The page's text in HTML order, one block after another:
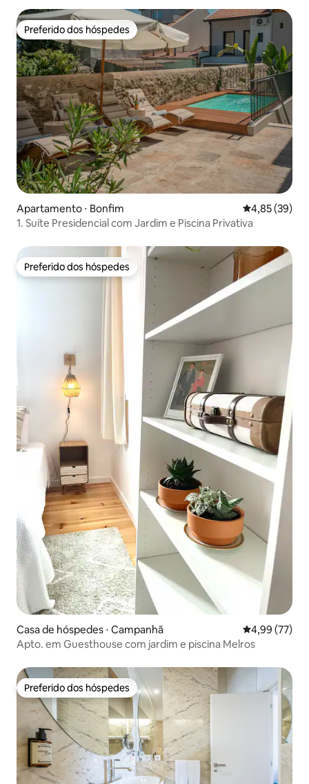
Preferido dos hóspedes
Preferido dos hóspedes
Apartamento ⋅ Bonfim 4,85 de uma
4,85 (39)
1. Suíte Presidencial com Jardim e Piscina Privativa
Preferido dos hóspedes
Preferido dos hóspedes
Casa de hóspedes ⋅ Campanhã 4,99 de uma
4,99 (77)
Apto. em Guesthouse com jardim e piscina Melros
Preferido dos hóspedes
Preferido dos hóspedes